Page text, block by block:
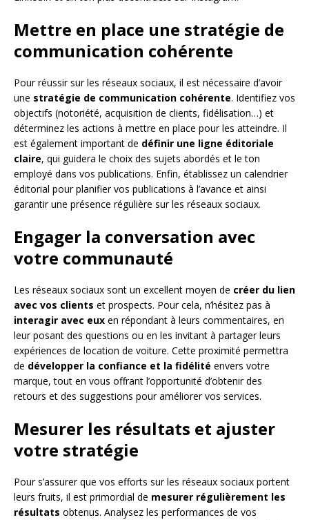
Mettre en place une stratégie de
communication cohérente
Pour réussir sur les réseaux sociaux, il est nécessaire d’avoir
une stratégie de communication cohérente. Identifiez vos
objectifs (notoriété, acquisition de clients, fidélisation…) et
déterminez les actions à mettre en place pour les atteindre. Il
est également important de définir une ligne éditoriale
claire, qui guidera le choix des sujets abordés et le ton
employé dans vos publications. Enfin, établissez un calendrier
éditorial pour planifier vos publications à l’avance et ainsi
garantir une présence régulière sur les réseaux sociaux.
Engager la conversation avec
votre communauté
Les réseaux sociaux sont un excellent moyen de créer du lien
avec vos clients et prospects. Pour cela, n’hésitez pas à
interagir avec eux en répondant à leurs commentaires, en
leur posant des questions ou en les invitant à partager leurs
expériences de location de voiture. Cette proximité permettra
de développer la confiance et la fidélité envers votre
marque, tout en vous offrant l’opportunité d’obtenir des
retours et des suggestions pour améliorer vos services.
Mesurer les résultats et ajuster
votre stratégie
Pour s’assurer que vos efforts sur les réseaux sociaux portent
leurs fruits, il est primordial de mesurer régulièrement les
résultats obtenus. Analysez les performances de vos